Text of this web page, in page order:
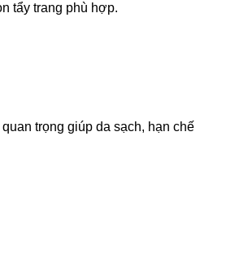
tẩy trang phù hợp.
trọng giúp da sạch, hạn chế